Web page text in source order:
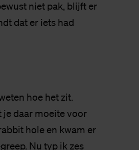
niet pak, blijft er
dat er iets had
hoe het zit.
je daar moeite voor
hole en kwam er
Nu typ ik zes